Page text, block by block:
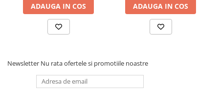
ADAUGA IN COS ADAUGA IN COS
Newsletter Nu rata ofertele si promotiile noastre